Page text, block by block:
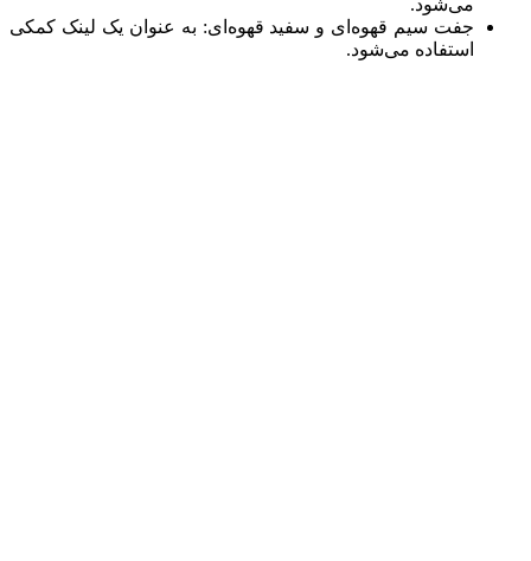
جفت سیم قهوه‌ای و سفید قهوه‌ای: به عنوان یک لینک کمکی
استفاده می‌شود.